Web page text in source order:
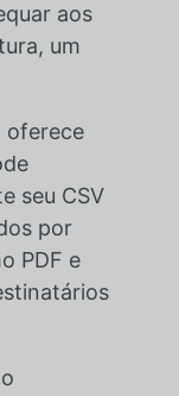
aos
um
oferece
seu CSV
por
PDF e